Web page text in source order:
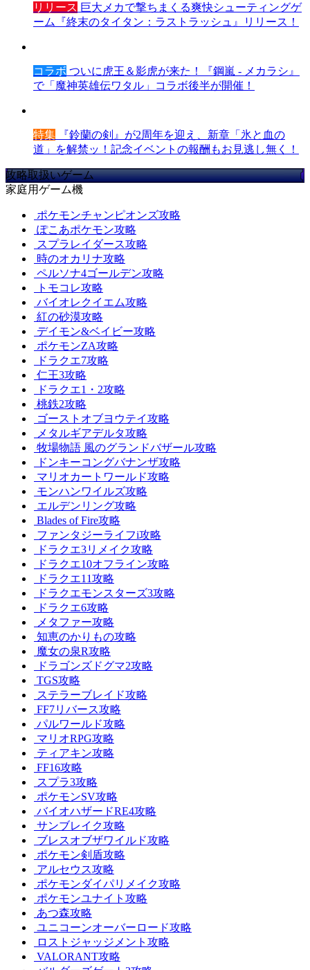
リリース 巨大メカで撃ちまくる爽快シューティングゲ
ーム『終末のタイタン：ラストラッシュ』リリース！
コラボ ついに虎王＆影虎が来た！『鋼嵐 - メカラシ』
で「魔神英雄伝ワタル」コラボ後半が開催！
特集 『鈴蘭の剣』が2周年を迎え、新章「氷と血の
道」を解禁ッ！記念イベントの報酬もお見逃し無く！
攻略取扱いゲーム
家庭用ゲーム機
ポケモンチャンピオンズ攻略
ぽこあポケモン攻略
スプラレイダース攻略
時のオカリナ攻略
ペルソナ4ゴールデン攻略
トモコレ攻略
バイオレクイエム攻略
紅の砂漠攻略
デイモン&ベイビー攻略
ポケモンZA攻略
ドラクエ7攻略
仁王3攻略
ドラクエ1・2攻略
桃鉄2攻略
ゴーストオブヨウテイ攻略
メタルギアデルタ攻略
牧場物語 風のグランドバザール攻略
ドンキーコングバナンザ攻略
マリオカートワールド攻略
モンハンワイルズ攻略
エルデンリング攻略
Blades of Fire攻略
ファンタジーライフi攻略
ドラクエ3リメイク攻略
ドラクエ10オフライン攻略
ドラクエ11攻略
ドラクエモンスターズ3攻略
ドラクエ6攻略
メタファー攻略
知恵のかりもの攻略
魔女の泉R攻略
ドラゴンズドグマ2攻略
TGS攻略
ステラーブレイド攻略
FF7リバース攻略
パルワールド攻略
マリオRPG攻略
ティアキン攻略
FF16攻略
スプラ3攻略
ポケモンSV攻略
バイオハザードRE4攻略
サンブレイク攻略
ブレスオブザワイルド攻略
ポケモン剣盾攻略
アルセウス攻略
ポケモンダイパリメイク攻略
ポケモンユナイト攻略
あつ森攻略
ユニコーンオーバーロード攻略
ロストジャッジメント攻略
VALORANT攻略